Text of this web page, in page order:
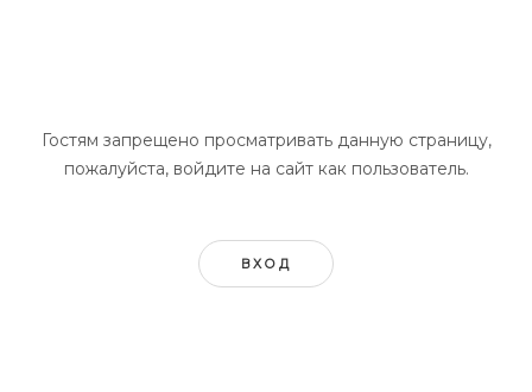
Гостям запрещено просматривать данную страницу,
пожалуйста, войдите на сайт как пользователь.
ВХОД